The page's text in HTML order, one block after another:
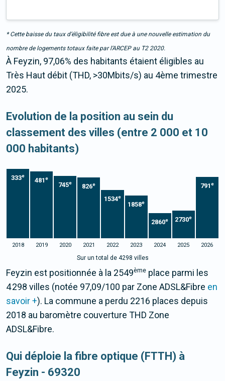
* Cette baisse du taux d’éligibilité fibre est due à une nouvelle estimation du
nombre de logements totaux faite par l’ARCEP au T2 2020.
À Feyzin, 97,06% des habitants étaient éligibles au
Très Haut débit (THD, >30Mbits/s) au 4ème trimestre
2025.
Evolution de la position au sein du
classement des villes (entre 2 000 et 10
000 habitants)
333e
481e
745e 826e
1534e
1858e
2860e 2730e
791 e
2018 2019 2020 2021 2022 2023 2024 2025 2026
Sur un total de 4298 villes
Feyzin est positionnée à la 2549ème place parmi les
4 298 villes (notée 97,09/100 par Zone ADSL&Fibre en
savoir +). La commune a perdu 2216 places depuis
2018 au baromètre couverture THD Zone
ADSL&Fibre.
Qui déploie la fibre optique (FTTH) à
Feyzin - 69320